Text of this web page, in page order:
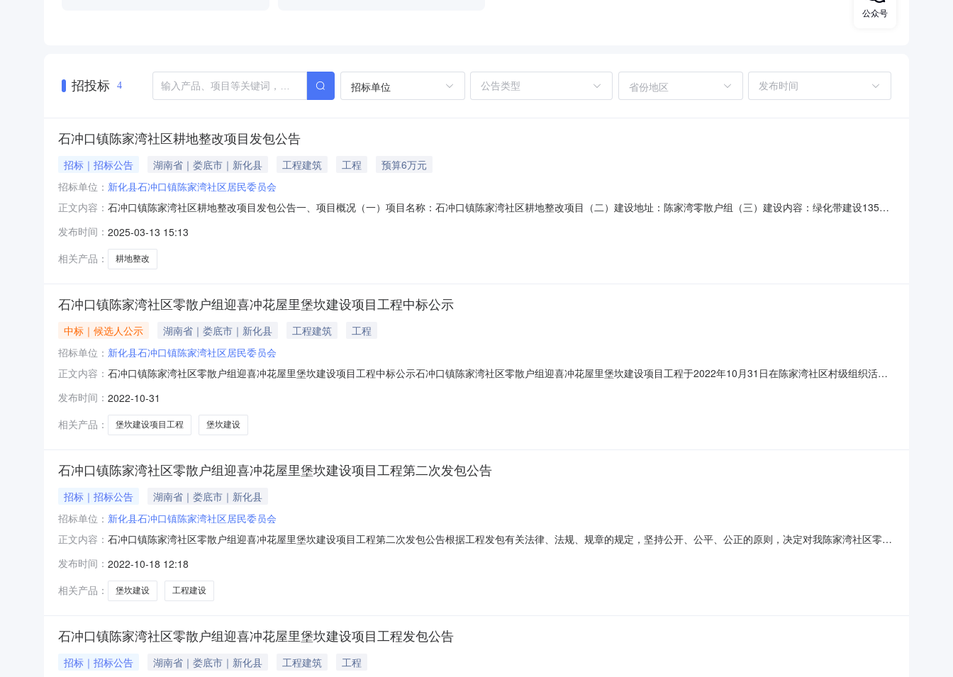
招投标 4 招标单位 省份地区
石冲口镇陈家湾社区耕地整改项目发包公告
招标｜招标公告 湖南省｜娄底市｜新化县 工程建筑 工程
预算6万元
招标单位： 新化县石冲口镇陈家湾社区居民委员会
正文内容： 石冲口镇陈家湾社区耕地整改项目发包公告一、项目概况（一）项目名称：石冲口镇陈家湾社区耕地整改项目（二）建设地址：陈家湾零散户组（三）建设内容：绿化带建设135
工经验（对涉及公共安全或技术复杂的村级工程项目，对设计图纸，投标人，施工资质要有明确的规定）；（二）具备完成本工程项目的设备使用、资金等相应能力；（三）同意工
程实施方案并按实施方案签订施工合同；（四）
发布时间： 2025-03-13 15:13
相关产品：
耕地整改
石冲口镇陈家湾社区零散户组迎喜冲花屋里堡坎建设项目工程中标公示
中标｜候选人公示 湖南省｜娄底市｜新化县 工程建筑
工程
招标单位： 新化县石冲口镇陈家湾社区居民委员会
正文内容： 石冲口镇陈家湾社区零散户组迎喜冲花屋里堡坎建设项目工程中标公示石冲口镇陈家湾社区零散户组迎喜冲花屋里堡坎建设项目工程于2022年10月31日在陈家湾社区村级组织活动
公示时间2022年10月31日至2022年11月2日（3天）。如有异议，请以书面形式实名向石冲口镇纪委反映，联系人：兰谨阳，联系电话：13786880909。新化县石冲口镇陈家湾社
区居民委员会20
发布时间： 2022-10-31
相关产品：
堡坎建设项目工程 堡坎建设
石冲口镇陈家湾社区零散户组迎喜冲花屋里堡坎建设项目工程第二次发包公告
招标｜招标公告
湖南省｜娄底市｜新化县
招标单位： 新化县石冲口镇陈家湾社区居民委员会
正文内容： 石冲口镇陈家湾社区零散户组迎喜冲花屋里堡坎建设项目工程第二次发包公告根据工程发包有关法律、法规、规章的规定，坚持公开、公平、公正的原则，决定对我陈家湾社区零散
户组迎喜冲花屋里堡坎建设项目工程，经社区支部提议，居支两委商议，党员大会审议，居民代表大会决议，并制订了该工程实施方案，公示无异议。建设资金来自上级补助，出资
比例为100%，并报石冲口镇村级工程建设项目管
发布时间： 2022-10-18 12:18
相关产品：
堡坎建设 工程建设
石冲口镇陈家湾社区零散户组迎喜冲花屋里堡坎建设项目工程发包公告
招标｜招标公告 湖南省｜娄底市｜新化县 工程建筑
工程
公众号